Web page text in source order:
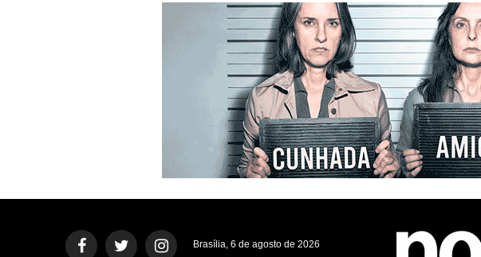
Brasília, 6 de agosto de 2026